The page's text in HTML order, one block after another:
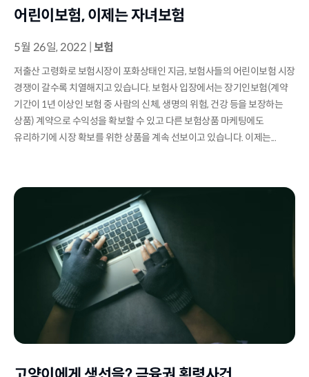
어린이보험, 이제는 자녀보험
5월 26일, 2022 |보험
저출산 고령화로 보험시장이 포화상태인 지금, 보험사들의 어린이보험 시장
경쟁이 갈수록 치열해지고 있습니다. 보험사 입장에서는 장기인보험(계약
기간이 1년 이상인 보험 중 사람의 신체, 생명의 위험, 건강 등을 보장하는
상품) 계약으로 수익성을 확보할 수 있고 다른 보험상품 마케팅에도
유리하기에 시장 확보를 위한 상품을 계속 선보이고 있습니다. 이제는...